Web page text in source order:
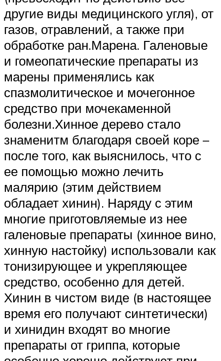
другие виды медицинского угля), от
газов, отравлений, а также при
обработке ран.Марена. Галеновые
и гомеопатические препараты из
марены применялись как
спазмолитическое и мочегонное
средство при мочекаменной
болезни.Хинное дерево стало
знаменитм благодаря своей коре –
после того, как выяснилось, что с
ее помощью можно лечить
малярию (этим действием
обладает хинин). Наряду с этим
многие приготовляемые из нее
галеновые препараты (хинное вино,
хинную настойку) использовали как
тонизирующее и укрепляющее
средство, особенно для детей.
Хинин в чистом виде (в настоящее
время его получают синтетически)
и хинидин входят во многие
препараты от гриппа, которые